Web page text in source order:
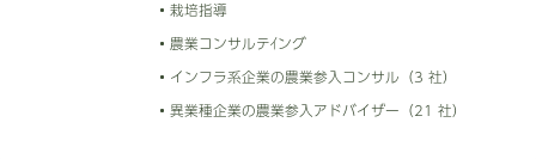
栽培指導
農業コンサルテｲング
インフラ系企業の農業参入コンサル（3 社）
異業種企業の農業参入アドバイザー（21 社）